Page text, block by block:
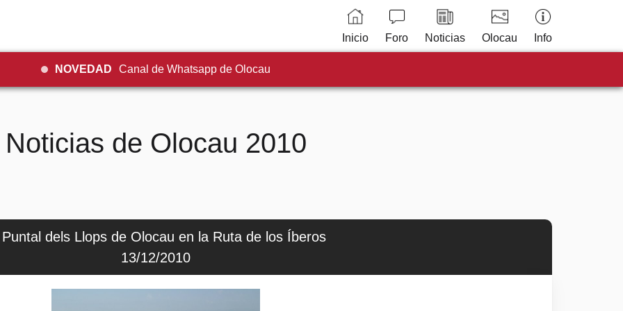
Inicio Foro Noticias Olocau Info
NOVEDAD Canal de Whatsapp de Olocau
Noticias de Olocau 2010
dels Llops de Olocau en la Ruta de los Íberos
13/12/2010